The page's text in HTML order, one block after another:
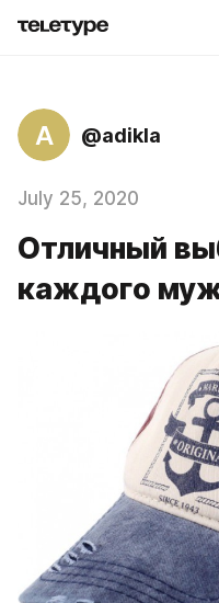
A @adikla
July 25, 2020
Отличный
каждого